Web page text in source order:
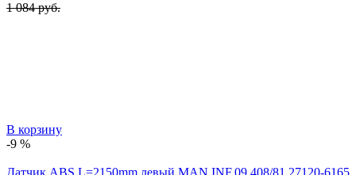
1 084 руб.
В корзину
-9 %
Датчик ABS L=2150mm левый MAN INF.09.408/81.27120-6165